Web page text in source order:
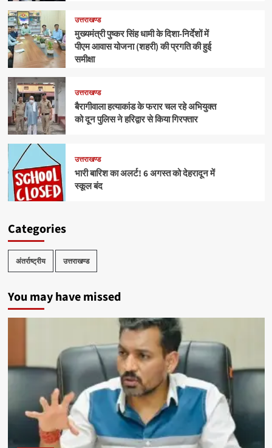
उत्तराखण्ड
मुख्यमंत्री पुष्कर सिंह धामी के दिशा-निर्देशों में
पीएम आवास योजना (शहरी) की प्रगति की हुई
समीक्षा
उत्तराखण्ड
बैरागीवाला हत्याकांड के फरार चल रहे अभियुक्त
को दून पुलिस ने हरिद्वार से किया गिरफ्तार
उत्तराखण्ड
भारी बारिश का अलर्ट! 6 अगस्त को देहरादून में
स्कूल बंद
Categories
अंतर्राष्ट्रीय उत्तराखण्ड
You may have missed